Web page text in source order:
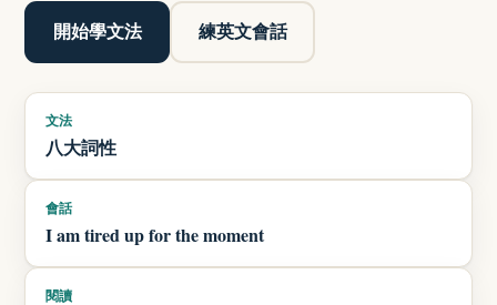
開始學文法 練英文會話
文法
八大詞性
會話
I am tired up for the moment
閱讀